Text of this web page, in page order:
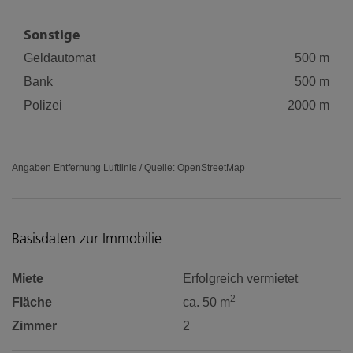
Sonstige
Geldautomat
500 m
Bank
500 m
Polizei
2000 m
Angaben Entfernung Luftlinie / Quelle: OpenStreetMap
Basisdaten zur Immobilie
Miete
Erfolgreich vermietet
Fläche
ca. 50 m2
Zimmer 2